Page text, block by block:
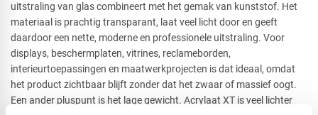
uitstraling van glas combineert met het gemak van kunststof. Het
materiaal is prachtig transparant, laat veel licht door en geeft
daardoor een nette, moderne en professionele uitstraling. Voor
displays, beschermplaten, vitrines, reclameborden,
interieurtoepassingen en maatwerkprojecten is dat ideaal, omdat
het product zichtbaar blijft zonder dat het zwaar of massief oogt.
Een ander pluspunt is het lage gewicht. Acrylaat XT is veel lichter